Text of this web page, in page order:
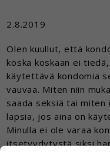
2.8.2019
Olen kuullut, että
koska koskaan ei
käytettävä kondomia
vauvaa. Miten niin
saada seksiä tai miten
lapsia, jos aina on
Minulla ei ole varaa
itsetyydytystä siksi